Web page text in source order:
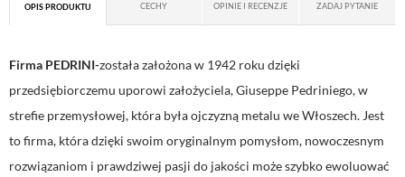
OPIS PRODUKTU CECHY OPINIE I RECENZJE ZADAJ PYTANIE
Firma PEDRINI-zostałazałożona w 1942 roku dzięki
przedsiębiorczemu uporowi założyciela, Giuseppe Pedriniego, w
strefie przemysłowej, która była ojczyzną metalu we Włoszech. Jest
to firma, która dzięki swoim oryginalnym pomysłom, nowoczesnym
rozwiązaniom i prawdziwej pasji do jakości może szybko ewoluować